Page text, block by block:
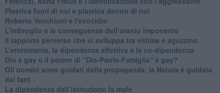
Plastica fuori di noi e plastica dentro di noi
​Roberto Vecchioni e l’ecocidio
​L’imbroglio e le conseguenze dell’uranio impoverito
​Il rapporto perverso che si sviluppa tra vittima e aguzzino
L’erotomania, la dipendenza affettiva e la co-dipendenza
​Dio è gay o il potere di “Dio-Patria-Famiglia” è gay?
​Gli uomini sono guidati dalla propaganda, la Natura è guidata
dai fatti
La dipendenza dall’istituzione fa male